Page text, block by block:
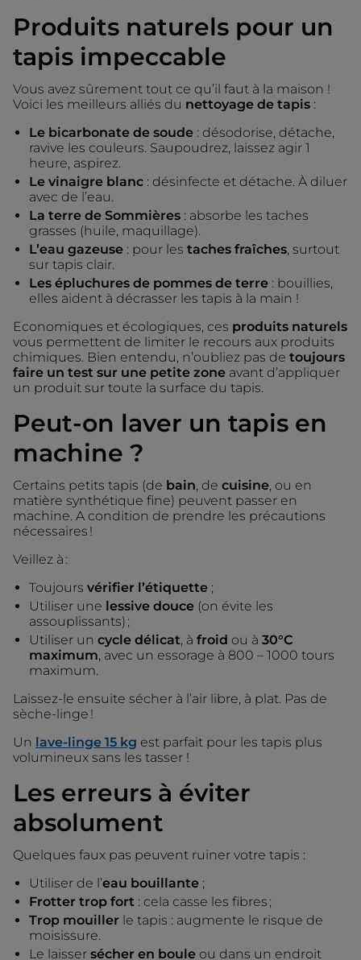
Produits naturels pour un
tapis impeccable
Vous avez sûrement tout ce qu’il faut à la maison !
Voici les meilleurs alliés du nettoyage de tapis :
Le bicarbonate de soude : désodorise, détache,
ravive les couleurs. Saupoudrez, laissez agir 1
heure, aspirez.
Le vinaigre blanc : désinfecte et détache. À diluer
avec de l’eau.
La terre de Sommières : absorbe les taches
grasses (huile, maquillage).
L’eau gazeuse : pour les taches fraîches , surtout
sur tapis clair.
Les épluchures de pommes de terre : bouillies,
elles aident à décrasser les tapis à la main !
Economiques et écologiques, ces produits naturels
vous permettent de limiter le recours aux produits
chimiques. Bien entendu, n’oubliez pas de toujours
faire un test sur une petite zone avant d’appliquer
un produit sur toute la surface du tapis.
Peut-on laver un tapis en
machine ?
Certains petits tapis (de bain , de cuisine , ou en
matière synthétique fine) peuvent passer en
machine. A condition de prendre les précautions
nécessaires !
Veillez à :
Toujours vérifier l’étiquette ;
Utiliser une lessive douce (on évite les
assouplissants) ;
Utiliser un cycle délicat , à froid ou à 30°C
maximum , avec un essorage à 800 – 1000 tours
maximum.
Laissez-le ensuite sécher à l’air libre, à plat. Pas de
sèche-linge !
Un lave-linge 15 kg est parfait pour les tapis plus
volumineux sans les tasser !
Les erreurs à éviter
absolument
Quelques faux pas peuvent ruiner votre tapis :
Utiliser de l’eau bouillante ;
Frotter trop fort : cela casse les fibres ;
Trop mouiller le tapis : augmente le risque de
moisissure.
Le laisser sécher en boule ou dans un endroit